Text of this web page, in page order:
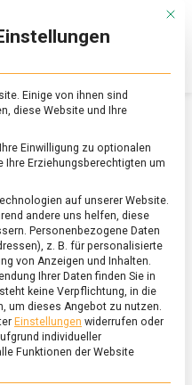
Online-
Magazin
zu
&
Ernährung
Mit
Einige von ihnen sind
diese Website und Ihre
Einwilligung zu optionalen
Ihre Erziehungsberechtigten um
auf unserer Website.
andere uns helfen, diese
Personenbezogene Daten
z. B. für personalisierte
von Anzeigen und Inhalten.
Ihrer Daten finden Sie in
keine Verpflichtung, in die
um dieses Angebot zu nutzen.
Einstellungen widerrufen oder
individueller
Funktionen der Website